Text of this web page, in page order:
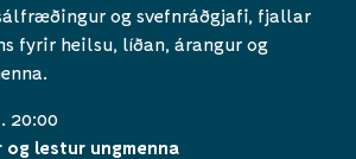
og svefnráðgjafi, fjallar
fyrir heilsu, líðan, árangur og
20:00
og lestur ungmenna